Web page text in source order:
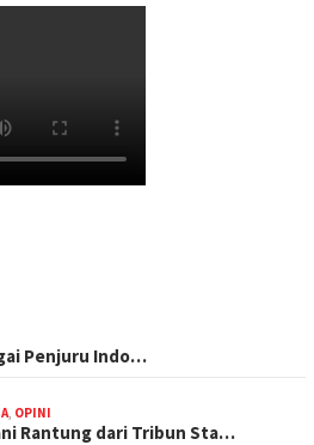
Penjuru Indo…
OPINI
Rantung dari Tribun Sta…